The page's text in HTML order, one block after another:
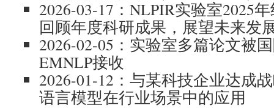
2026-03-17：NLPIR实验室2025
回顾年度科研成果，展望未来发
2026-02-05：实验室多篇论文被
EMNLP接收
2026-01-12：与某科技企业达成
语言模型在行业场景中的应用